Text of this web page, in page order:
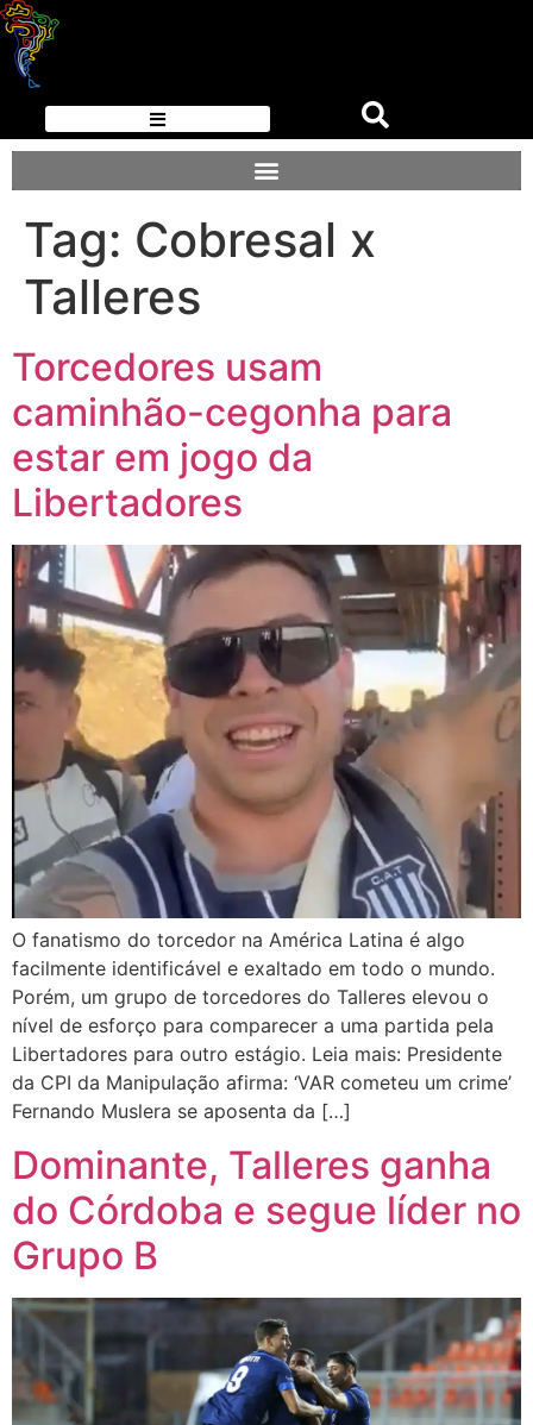
Tag: Cobresal x
Talleres
Torcedores usam
caminhão-cegonha para
estar em jogo da
Libertadores
O fanatismo do torcedor na América Latina é algo
facilmente identificável e exaltado em todo o mundo.
Porém, um grupo de torcedores do Talleres elevou o
nível de esforço para comparecer a uma partida pela
Libertadores para outro estágio. Leia mais: Presidente
da CPI da Manipulação afirma: ‘VAR cometeu um crime’
Fernando Muslera se aposenta da […]
Dominante, Talleres ganha
do Córdoba e segue líder no
Grupo B